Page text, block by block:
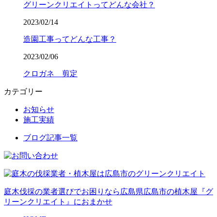
グリーンクリエイトってどんな会社？
2023/02/14
造園工事ってどんな工事？
2023/02/06
クロガネ 剪定
カテゴリー
お知らせ
施工実績
ブログ記事一覧
庭木伐採の業者選びでお困りなら広島県広島市の植木屋『グ
リーンクリエイト』におまかせ